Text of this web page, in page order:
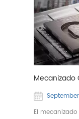
Mecanizado
El